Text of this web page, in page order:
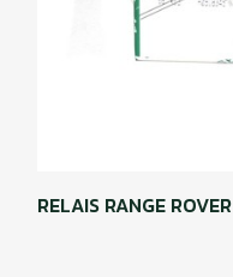
RELAIS RANGE ROVER